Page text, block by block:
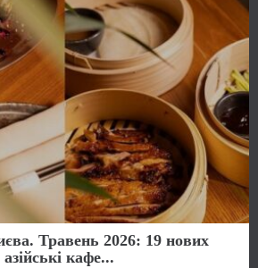
Травень 2026: 19 нових
кафе...